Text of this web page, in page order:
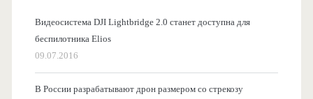
Видеосистема DJI Lightbridge 2.0 станет доступна для
беспилотника Elios
09.07.2016
В России разрабатывают дрон размером со стрекозу